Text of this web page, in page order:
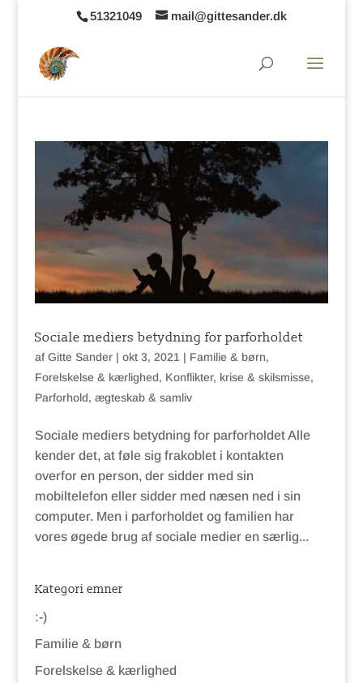
51321049 mail@gittesander.dk
Sociale mediers betydning for parforholdet
afGitte Sander| okt 3, 2021| Familie & børn,
Forelskelse & kærlighed, Konflikter, krise & skilsmisse,
Parforhold, ægteskab & samliv
Sociale mediers betydning for parforholdet Alle
kender det, at føle sig frakoblet i kontakten
overfor en person, der sidder med sin
mobiltelefon eller sidder med næsen ned i sin
computer. Men i parforholdet og familien har
vores øgede brug af sociale medier en særlig...
Kategori emner
:-)
Familie & børn
Forelskelse & kærlighed